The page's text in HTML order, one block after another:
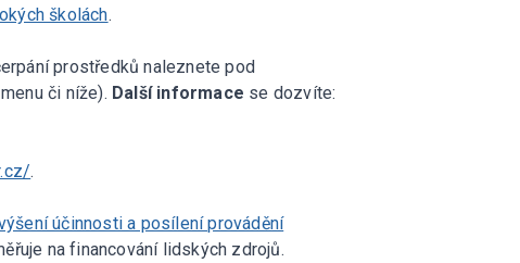
školách.
prostředků naleznete pod
či níže). Další informace se dozvíte:
.
účinnosti a posílení provádění
na financování lidských zdrojů.